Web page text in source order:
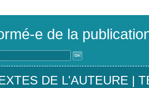
e de la
DE L'AUTEURE |